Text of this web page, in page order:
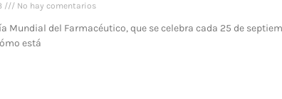
No hay comentarios
Mundial del Farmacéutico, que se celebra cada 25 de
está